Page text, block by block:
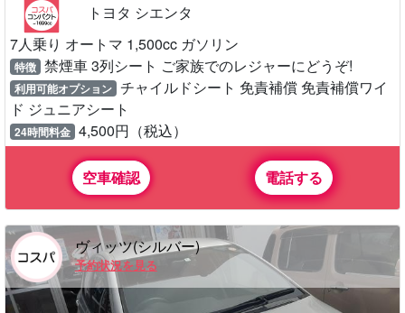
トヨタ シエンタ
7人乗り オートマ 1,500cc ガソリン
特徴 禁煙車 3列シート ご家族でのレジャーにどうぞ!
利用可能オプション チャイルドシート 免責補償 免責補償ワイ
ド ジュニアシート
24時間料金 4,500円（税込）
空車確認 電話する
ヴィッツ(シルバー)
予約状況を見る